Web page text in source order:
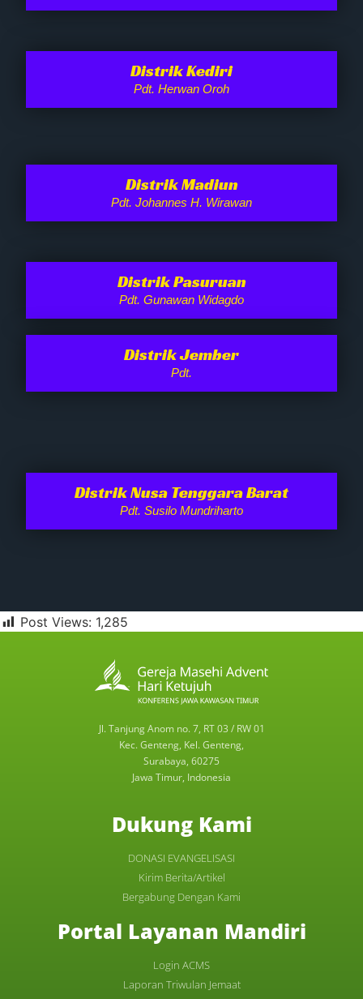
Distrik Kediri
Pdt. Herwan Oroh
Distrik Madiun
Pdt. Johannes H. Wirawan
Distrik Pasuruan
Pdt. Gunawan Widagdo
Distrik Jember
Pdt.
Distrik Nusa Tenggara Barat
Pdt. Susilo Mundriharto
Post Views: 1,285
Jl. Tanjung Anom no. 7, RT 03 / RW 01
Kec. Genteng, Kel. Genteng,
Surabaya, 60275
Jawa Timur, Indonesia
Dukung Kami
DONASI EVANGELISASI
Kirim Berita/Artikel
Bergabung Dengan Kami
Portal Layanan Mandiri
Login ACMS
Laporan Triwulan Jemaat